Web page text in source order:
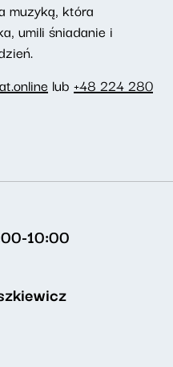
muzyką, która
umili śniadanie i
lub +48 224 280
10:00